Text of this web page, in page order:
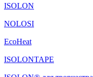
ISOLON
NOLOSI
EcoHeat
ISOLONTAPE